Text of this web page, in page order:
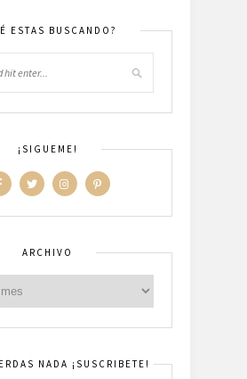
ESTAS BUSCANDO?
¡SIGUEME!
ARCHIVO
NADA ¡SUSCRIBETE!